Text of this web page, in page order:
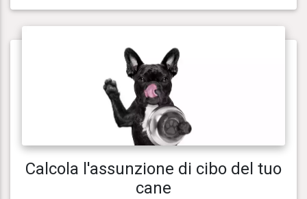
Calcola l'assunzione di cibo del tuo
cane